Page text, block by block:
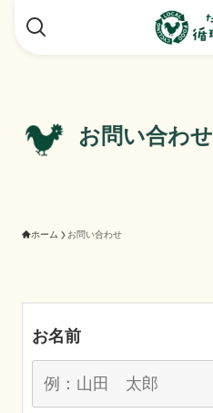
お問い合わせ
ホーム お問い合わせ
お名前